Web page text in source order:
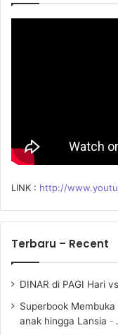
LINK : http://
Terbaru – Recent
DINAR di PAGI Hari
Superbook
anak hingga Lansia